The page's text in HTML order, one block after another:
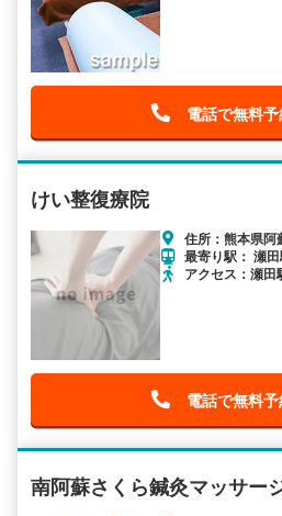
電話で無料
けい整復療院
住所：熊本県
最寄り駅： 瀬
アクセス：瀬田
電話で無料
南阿蘇さくら鍼灸マッサー